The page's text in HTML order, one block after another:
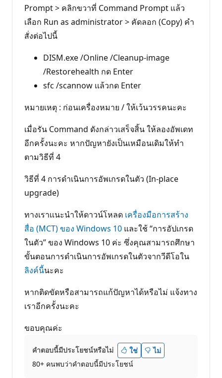
Prompt > คลิกขวาที่ Command Prompt เเล้ว
เลือก Run as administrator > คัดลอก (Copy) คำ
สั่งต่อไปนี้
DISM.exe /Online /Cleanup-image
/Restorehealth กด Enter
sfc /scannow เเล้วกด Enter
หมายเหตุ : ก่อนเครื่องหมาย / ให้เว้นวรรคนะคะ
เมื่อรัน Command ดังกล่าวเสร็จสิ้น ให้ลองอัพเดท
อีกครั้งนะคะ หากปัญหายังเป็นเหมือนเดิมให้ทำ
ตามวิธีที่ 4
วิธีที่ 4 การดำเนินการอัพเกรดในตัว (In-place
upgrade)
ทางเราเเนะนำให้ดาวน์โหลด เครื่องมือการสร้าง
สื่อ (MCT) ของ Windows 10 และใช้ “การอัปเกรด
ในตัว” ของ Windows 10 ค่ะ ซึ่งคุณสามารถศึกษา
ขั้นตอนการดำเนินการอัพเกรดในตัวจากวีดีโอใน
ลิงค์นี้นะคะ
หากติดขัดหรือสามารถแก้ปัญหาได้หรือไม่ แจ้งทาง
เราอีกครั้งนะคะ
ขอบคุณค่ะ
คำตอบนี้มีประโยชน์หรือไม่ ใช่
ไม่
80+ คนพบว่าคำตอบนี้มีประโยชน์